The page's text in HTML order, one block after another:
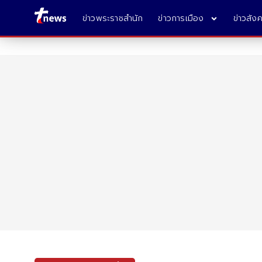
ข่าวพระราชสำนัก ข่าวการเมือง ข่าวสัง